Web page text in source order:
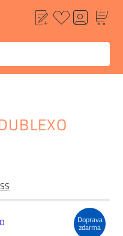
Doprava
zdarma